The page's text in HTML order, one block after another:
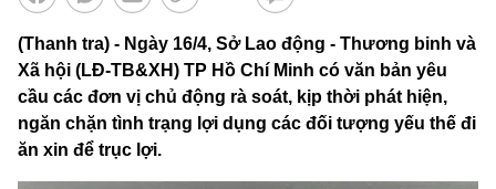
(Thanh tra) - Ngày 16/4, Sở Lao động - Thương binh và
Xã hội (LĐ-TB&XH) TP Hồ Chí Minh có văn bản yêu
cầu các đơn vị chủ động rà soát, kịp thời phát hiện,
ngăn chặn tình trạng lợi dụng các đối tượng yếu thế đi
ăn xin để trục lợi.